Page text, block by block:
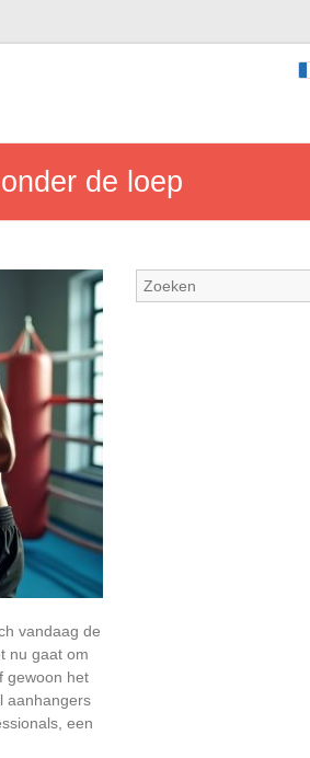
de loep
vandaag de
nu gaat om
gewoon het
aanhangers
een